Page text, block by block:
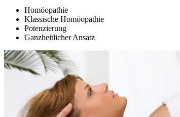
Homöopathie
Klassische Homöopathie
Potenzierung
Ganzheitlicher Ansatz